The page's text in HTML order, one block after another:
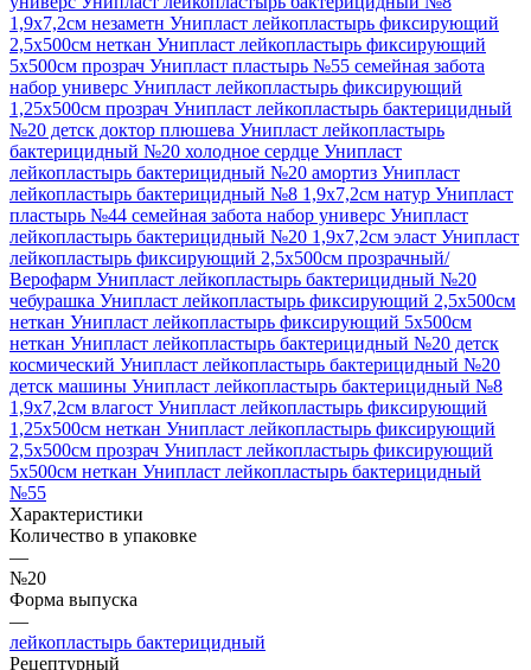
1,9х7,2см незаметн Унипласт лейкопластырь фиксирующий
2,5х500см неткан Унипласт лейкопластырь фиксирующий
5х500см прозрач Унипласт пластырь №55 семейная забота
набор универс Унипласт лейкопластырь фиксирующий
1,25х500см прозрач Унипласт лейкопластырь бактерицидный
№20 детск доктор плюшева Унипласт лейкопластырь
бактерицидный №20 холодное сердце Унипласт
лейкопластырь бактерицидный №20 амортиз Унипласт
лейкопластырь бактерицидный №8 1,9х7,2см натур Унипласт
пластырь №44 семейная забота набор универс Унипласт
лейкопластырь бактерицидный №20 1,9х7,2см эласт Унипласт
лейкопластырь фиксирующий 2,5х500см прозрачный/
Верофарм Унипласт лейкопластырь бактерицидный №20
чебурашка Унипласт лейкопластырь фиксирующий 2,5х500см
неткан Унипласт лейкопластырь фиксирующий 5х500см
неткан Унипласт лейкопластырь бактерицидный №20 детск
космический Унипласт лейкопластырь бактерицидный №20
детск машины Унипласт лейкопластырь бактерицидный №8
1,9х7,2см влагост Унипласт лейкопластырь фиксирующий
1,25х500см неткан Унипласт лейкопластырь фиксирующий
2,5х500см прозрач Унипласт лейкопластырь фиксирующий
5х500см неткан Унипласт лейкопластырь бактерицидный
№55
Характеристики
Количество в упаковке
—
№20
Форма выпуска
—
лейкопластырь бактерицидный
Рецептурный